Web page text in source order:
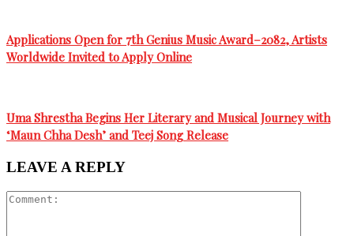
Applications Open for 7th Genius Music Award–2082, Artists
Worldwide Invited to Apply Online
Uma Shrestha Begins Her Literary and Musical Journey with
‘Maun Chha Desh’ and Teej Song Release
LEAVE A REPLY